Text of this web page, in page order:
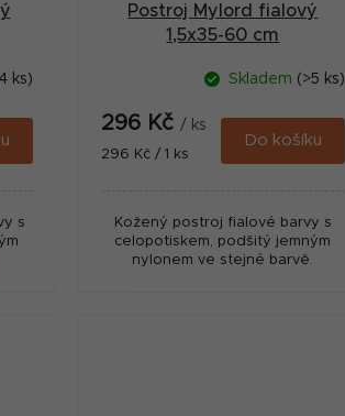
ks)
s
Postroj Mylord fialový
1,5x35-60 cm
Skladem (>5 ks)
296 Kč / ks
Měrná
296 Kč / 1 ks
Do košíku
Kožený postroj fialové barvy s
celopotiskem, podšitý jemným
nylonem ve stejné barvě.